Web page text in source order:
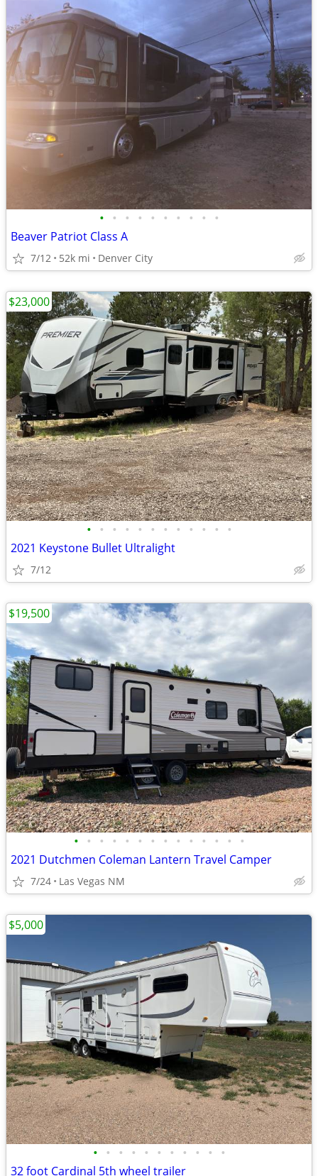
• • • • • • • • • •
Beaver Patriot Class A
7/12 52k mi Denver City
• • • • • • • • • • • •
2021 Keystone Bullet Ultralight
7/12
$23,000
• • • • • • • • • • • • • •
2021 Dutchmen Coleman Lantern Travel Camper
7/24 Las Vegas NM
$19,500
• • • • • • • • • • •
32 foot Cardinal 5th wheel trailer
$5,000